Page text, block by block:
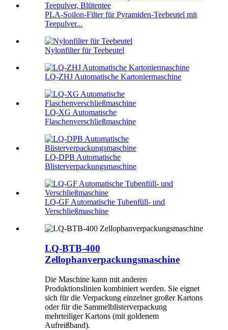
PLA-Soilon-Filter für Pyramiden-Teebeutel mit
Teepulver...
Nylonfilter für Teebeutel
LQ-ZHJ Automatische Kartoniermaschine
LQ-XG Automatische
Flaschenverschließmaschine
LQ-DPB Automatische
Blisterverpackungsmaschine
LQ-GF Automatische Tubenfüll- und
Verschließmaschine
LQ-BTB-400
Zellophanverpackungsmaschine
Die Maschine kann mit anderen
Produktionslinien kombiniert werden. Sie eignet
sich für die Verpackung einzelner großer Kartons
oder für die Sammelblisterverpackung
mehrteiliger Kartons (mit goldenem
Aufreißband).